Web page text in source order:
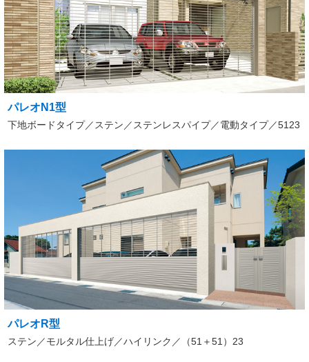
パレオN1型
下地ボードタイプ／ステン／ステンレスパイプ／電動タイプ／5123
パレオR型
ステン／モルタル仕上げ／ハイリンク／（51＋51）23